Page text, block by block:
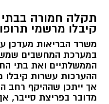
תקלה חמורה בבתי
קיבלו מרשמי
משרד הבריאות מעדכן
במערכת המחשבים
הממשלתיים ואת בתי
ההערכות עשרות קיבלו
אך ייתכן שההיקף רחב
מדובר בפריצת סייבר,